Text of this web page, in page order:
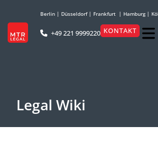
Berlin | Düsseldorf| Frankfurt | Hamburg|
+49 221 9999220 KONTAKT
Legal Wiki